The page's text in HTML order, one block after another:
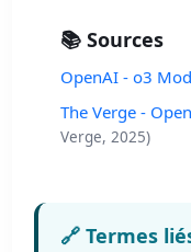
📚 Sources
OpenAI - o3
The Verge -
Verge, 2025)
🔗 Termes